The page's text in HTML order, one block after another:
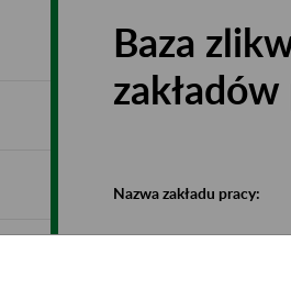
Baza
Nazwa zakładu pracy:
Wszystkie uwagi można